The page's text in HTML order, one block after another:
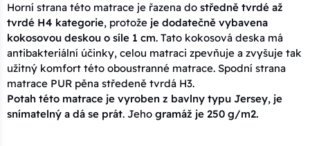
Horní strana této matrace je řazena do středně tvrdé až
tvrdé H4 kategorie, protože je dodatečně vybavena
kokosovou deskou o síle 1 cm. Tato kokosová deska má
antibakteriální účinky, celou matraci zpevňuje a zvyšuje tak
užitný komfort této oboustranné matrace. Spodní strana
matrace PUR pěna středeně tvrdá H3.
Potah této matrace je vyroben z bavlny typu Jersey, je
snímatelný a dá se prát. Jeho gramáž je 250 g/m2.